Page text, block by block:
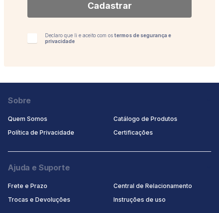
Cadastrar
Declaro que li e aceito com os termos de segurança e
privacidade
Sobre
Quem Somos
Política de Privacidade
Catálogo de Produtos
Certificaçōes
Ajuda e Suporte
Frete e Prazo
Trocas e Devoluções
Central de Relacionamento
Instruções de uso